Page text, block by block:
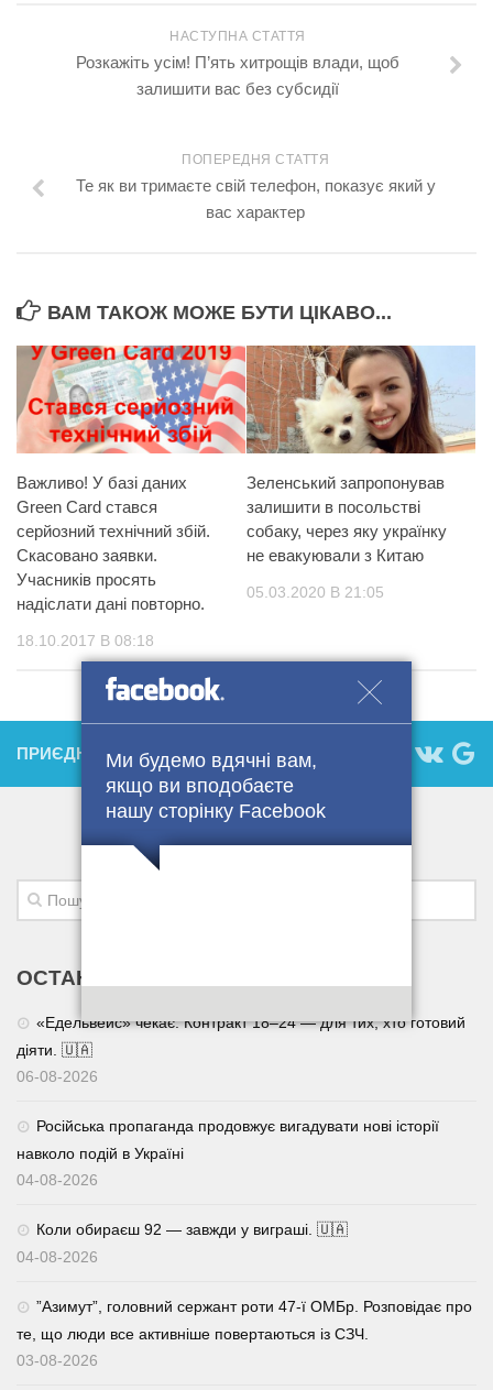
Ми будемо вдячні вам,
якщо ви вподобаєте
нашу сторінку Facebook
НАСТУПНА СТАТТЯ
Розкажіть усім! П’ять хитрощів влади, щоб
залишити вас без субсидії
ПОПЕРЕДНЯ СТАТТЯ
Те як ви тримаєте свій телефон, показує який у
вас характер
ВАМ ТАКОЖ МОЖЕ БУТИ ЦІКАВО...
Важливо! У базі даних
Green Card стався
серйозний технічний збій.
Скасовано заявки.
Учасників просять
надіслати дані повторно.
18.10.2017 В 08:18
Зеленський запропонував
залишити в посольстві
собаку, через яку українку
не евакуювали з Китаю
05.03.2020 В 21:05
ПРИЄДНУЙТЕСЬ:
ОСТАННІ НОВИНИ
«Едельвейс» чекає. Контракт 18–24 — для тих, хто готовий
діяти. 🇺🇦
06-08-2026
Російська пропаганда продовжує вигадувати нові історії
навколо подій в Україні
04-08-2026
Коли обираєш 92 — завжди у виграші. 🇺🇦
04-08-2026
⁨”Азимут”, головний сержант роти 47-ї ОМБр. Розповідає про
те, що люди все активніше повертаються із СЗЧ.
03-08-2026